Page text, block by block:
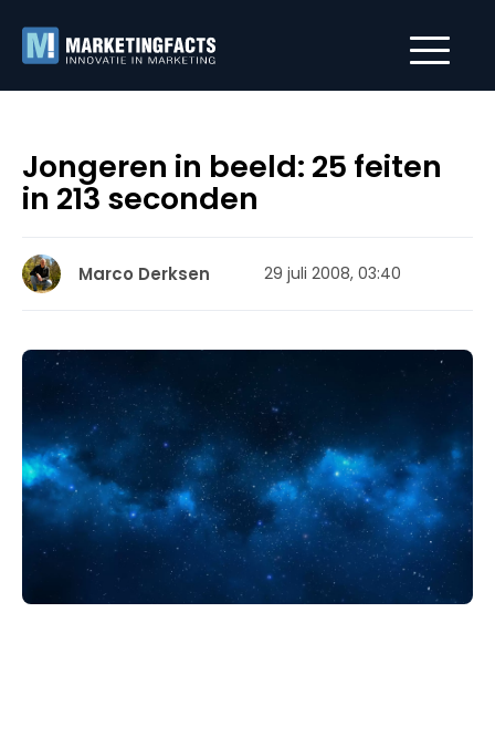
Jongeren in beeld: 25 feiten
in 213 seconden
Marco Derksen 29 juli 2008, 03:40